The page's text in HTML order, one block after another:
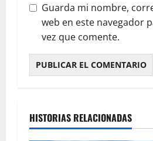
Guarda mi nombre,
web en este navegador
vez que comente.
HISTORIAS RELACIONADAS